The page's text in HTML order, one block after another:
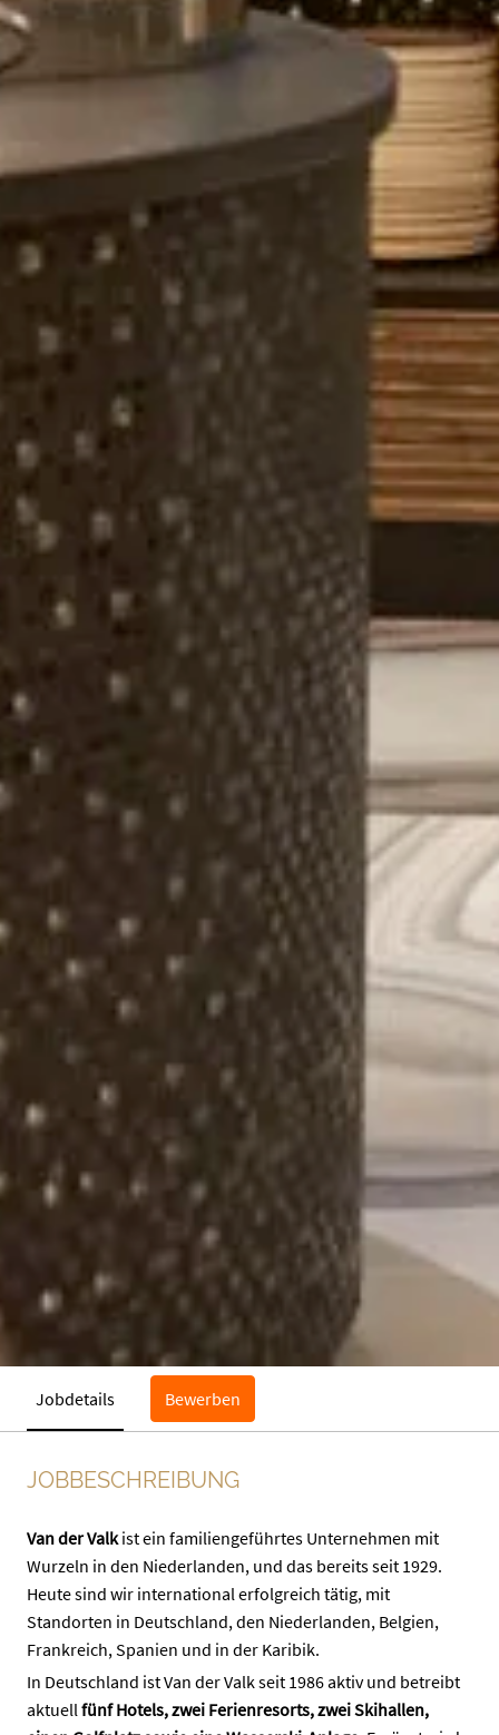
Jobdetails Bewerben
JOBBESCHREIBUNG
Van der Valkist ein familiengeführtes Unternehmen mit
Wurzeln in den Niederlanden, und das bereits seit 1929.
Heute sind wir international erfolgreich tätig, mit
Standorten in Deutschland, den Niederlanden, Belgien,
Frankreich, Spanien und in der Karibik.
In Deutschland ist Van der Valk seit 1986 aktiv und betreibt
aktuellfünf Hotels, zwei Ferienresorts, zwei Skihallen,